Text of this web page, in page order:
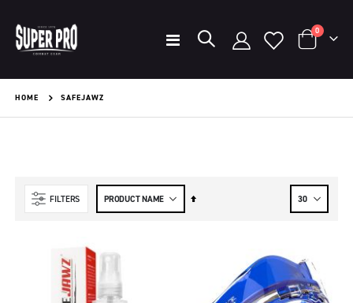
Toggle
kar
0items
HOME SAFEJAWZ
FILTERS
Set